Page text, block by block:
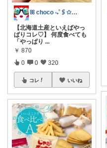
ꕤ choco ‧₊˚🖇️✩₊˚⊹
【北海道土産といえばやっ
ぱりコレ♡】 何度食べても
「やっぱり ...
￥ 870
0 0 320
コレ いいね